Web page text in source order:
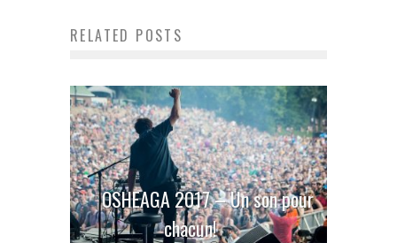
RELATED POSTSOsheaga – jour 3
OSHEAGA 2017 – Un son pour
chacun!